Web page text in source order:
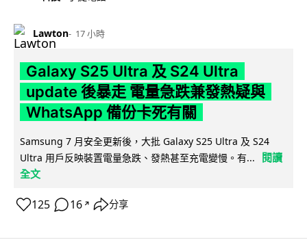
Lawton 17 小時
Galaxy S25 Ultra 及 S24 Ultra
update 後暴走 電量急跌兼發熱疑與
WhatsApp 備份卡死有關
Samsung 7 月安全更新後，大批 Galaxy S25 Ultra 及 S24
Ultra 用戶反映裝置電量急跌、發熱甚至充電變慢。有...
閱讀
全文
125 16 ↗ 分享